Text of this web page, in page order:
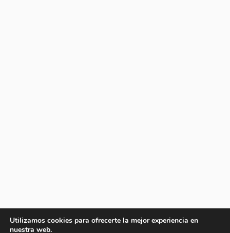
Utilizamos cookies para ofrecerte la mejor experiencia en
nuestra web.